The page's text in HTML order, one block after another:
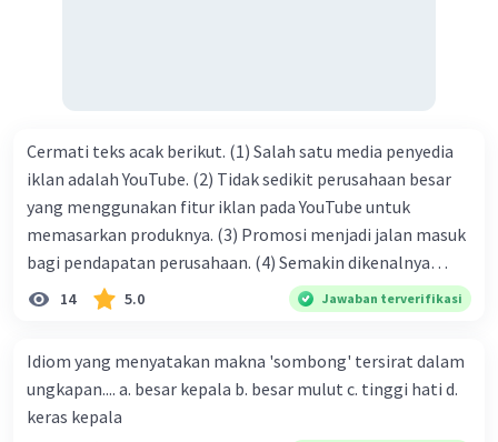
Cermati teks acak berikut. (1) Salah satu media penyedia
iklan adalah YouTube. (2) Tidak sedikit perusahaan besar
yang menggunakan fitur iklan pada YouTube untuk
memasarkan produknya. (3) Promosi menjadi jalan masuk
bagi pendapatan perusahaan. (4) Semakin dikenalnya
suatu produk oleh konsumen, semakin besar pula peluang
perusahaan kepada konsumen. Urutan yang tepat agar
menjadi teks eksposisi yang padu adalah .... A. (1)-(2)-(3)-
(4)-(5) B. (2)-(1)-(3)-(4)-(5) C. (3)-(1)-(2)-(5)-(4) D. (3)-(5)-
14 5.0 Jawaban terverifikasi
Idiom yang menyatakan makna 'sombong' tersirat dalam
ungkapan.... a. besar kepala b. besar mulut c. tinggi hati d.
keras kepala